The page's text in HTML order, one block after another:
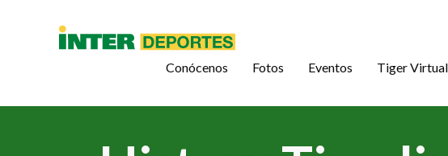
Conócenos Fotos Eventos Tiger